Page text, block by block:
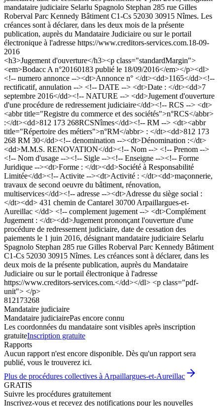
mandataire judiciaire Selarlu Spagnolo Stephan 285 rue Gilles
Roberval Parc Kennedy Bâtiment C1-Cs 52030 30915 Nîmes. Les
créances sont à déclarer, dans les deux mois de la présente
publication, auprès du Mandataire Judiciaire ou sur le portail
électronique à l'adresse https://www.creditors-services.com.18-09-
2016
<h3>Jugement d'ouverture</h3><p class="standardMargin">
<em>Bodacc A n°20160183 publié le 18/09/2016</em></p><dl>
<!-- numero annonce --><dt>Annonce n° </dt><dd>1165</dd><!--
rectificatif, annulation --> <!-- DATE --> <dt>Date : </dt><dd>7
septembre 2016</dd><!-- NATURE --> <dd>Jugement d'ouverture
d'une procédure de redressement judiciaire</dd><!-- RCS --> <dt>
<abbr title="Registre du commerce et des sociétés">n°RCS</abbr>
:</dt><dd>812 173 268RCSNîmes</dd><!-- RM --> <dt><abbr
title="Répertoire des métiers">n°RM</abbr> : </dt><dd>812 173
268 RM 30</dd><!-- denomination --><dt>Dénomination :</dt>
<dd>M.M.S. RENOVATION</dd><!-- Nom --> <!-- Prenom -->
<!-- Nom d'usage --><!-- Sigle --><!-- Enseigne --><!-- Forme
Juridique --><dt>Forme : </dt><dd>Société à Responsabilité
Limitée</dd><!-- Activite --><dt>Activité : </dt><dd>maçonnerie,
travaux de second oeuvre du bâtiment, rénovation,
multiservices</dd><!-- adresse --><dt>Adresse du siège social :
</dt><dd> 431 chemin de Cantarel 30700 Arpaillargues-et-
Aureillac </dd> <!-- complement jugement --> <dt>Complément
Jugement : </dt><dd>Jugement prononçant l'ouverture d'une
procédure de redressement judiciaire, date de cessation des
paiements le 1 juin 2016, désignant mandataire judiciaire Selarlu
Spagnolo Stephan 285 rue Gilles Roberval Parc Kennedy Bâtiment
C1-Cs 52030 30915 Nîmes. Les créances sont à déclarer, dans les
deux mois de la présente publication, auprès du Mandataire
Judiciaire ou sur le portail électronique à l'adresse
https://www.creditors-services.com.</dd></dl> <p class="pdf-
unit"> </p>
812173268
Mandataire judiciaire
Mandataire judiciairePas encore connu
Les coordonnées du mandataire sont visibles après inscription
gratuiteInscription gratuite
Rapports
Aucun rapport n'est encore disponible. Dès qu'un rapport sera
publié, vous le trouverez ici.
Plus de procédures collectives à Arpaillargues-et-Aureillac
GRATIS
Suivre les procédures gratuitement
Inscrivez-vous et recevez des notifications pour les nouvelles